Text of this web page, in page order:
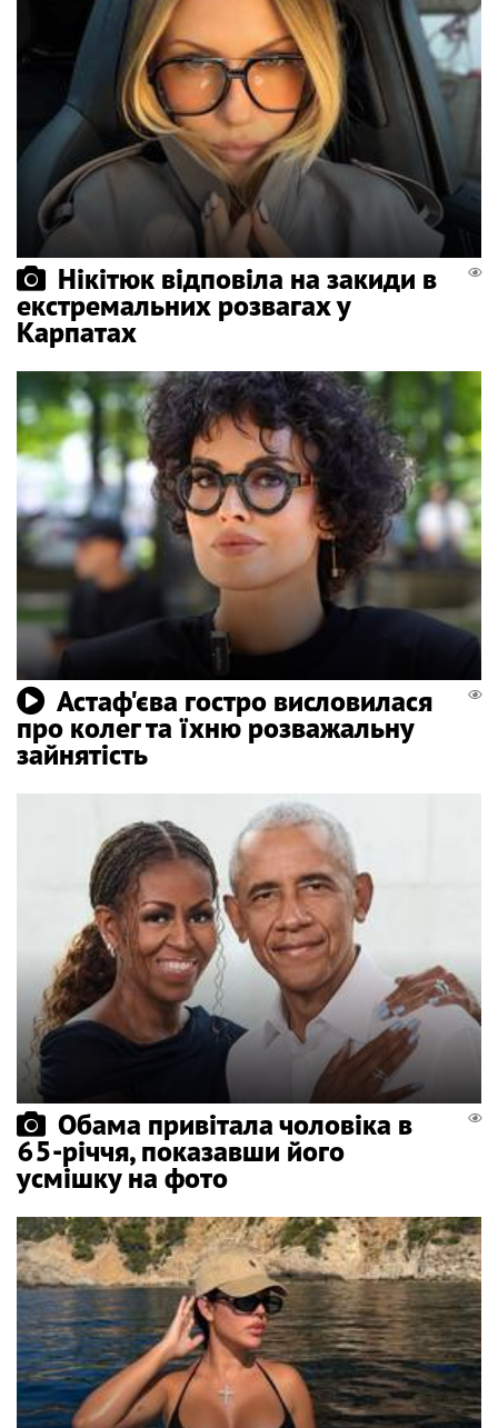
Нікітюк відповіла на закиди в
екстремальних розвагах у
Карпатах
Астаф'єва гостро висловилася
про колег та їхню розважальну
зайнятість
Обама привітала чоловіка в
65-річчя, показавши його
усмішку на фото